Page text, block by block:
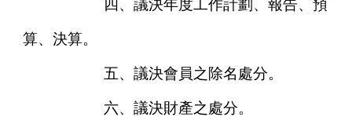
四、議決年度工作計劃、報告、預
算、決算。
五、議決會員之除名處分。
六、議決財產之處分。